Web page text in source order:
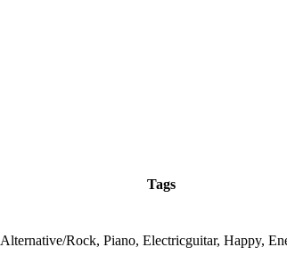
Tags
Alternative/Rock, Piano, Electricguitar, Happy,